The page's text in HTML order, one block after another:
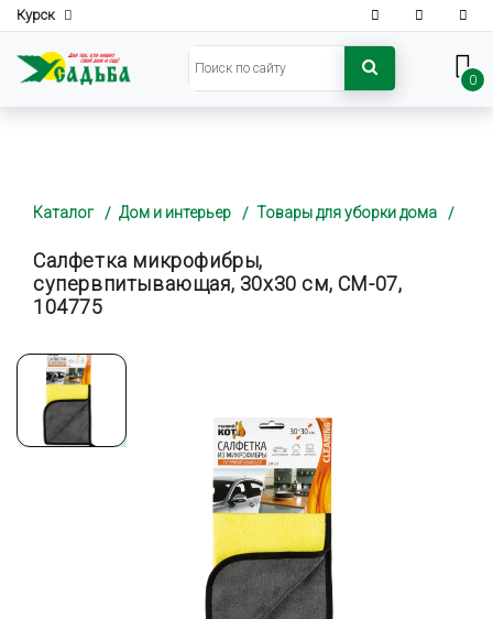
Курск
0
Каталог Дом и интерьер Товары для уборки дома
Салфетка микрофибры,
супервпитывающая, 30х30 см, CM-07,
104775